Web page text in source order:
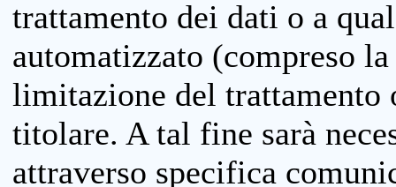
trattamento dei dati o a
automatizzato (compreso
limitazione del trattamento
titolare. A tal fine sarà
attraverso specifica